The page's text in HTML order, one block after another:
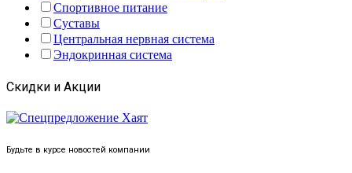
Спортивное питание
Суставы
Центральная нервная система
Эндокринная система
Скидки и Акции
Будьте в курсе новостей компании